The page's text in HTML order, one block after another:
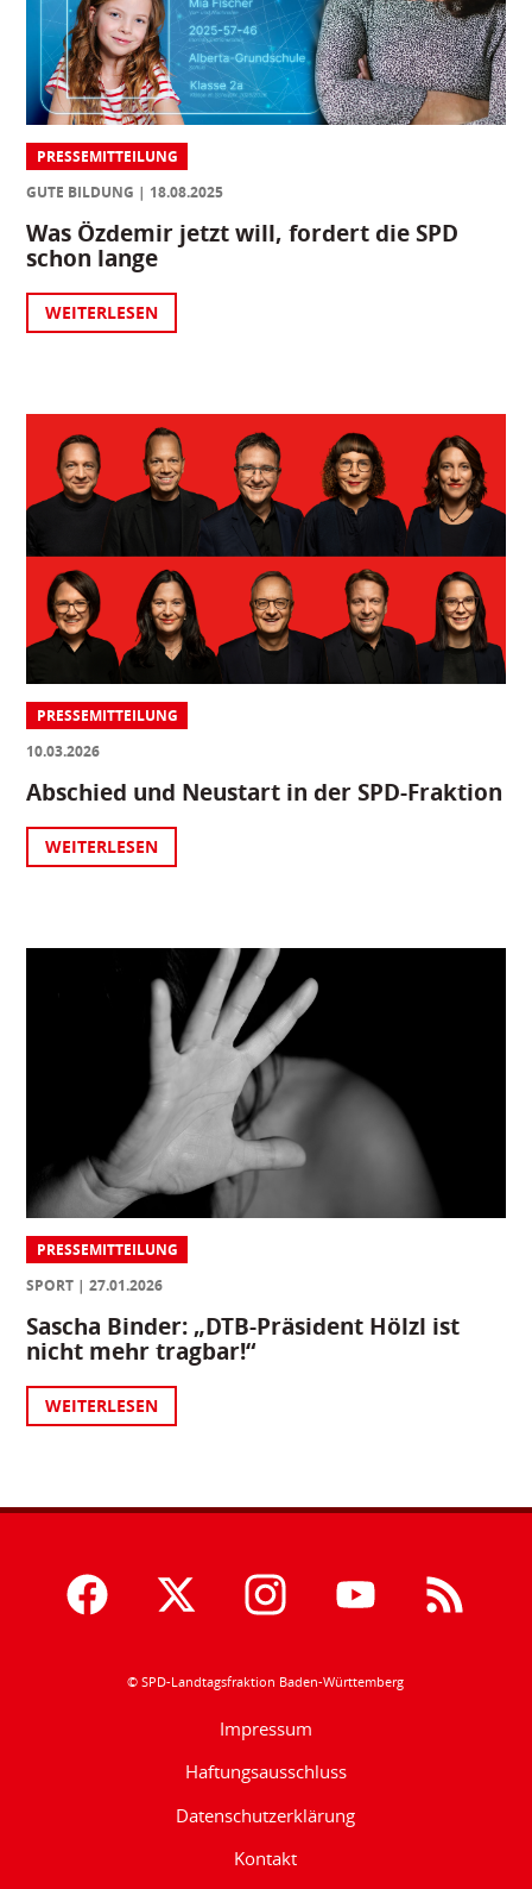
PRESSEMITTEILUNG
GUTE BILDUNG
18.08.2025
Was Özdemir jetzt will, fordert die SPD
schon lange
WEITERLESEN
PRESSEMITTEILUNG
10.03.2026
Abschied und Neustart in der SPD-Fraktion
WEITERLESEN
PRESSEMITTEILUNG
SPORT
27.01.2026
Sascha Binder: „DTB-Präsident Hölzl ist
nicht mehr tragbar!“
WEITERLESEN
© SPD-Landtagsfraktion Baden-Württemberg
Impressum
Haftungsausschluss
Datenschutzerklärung
Kontakt